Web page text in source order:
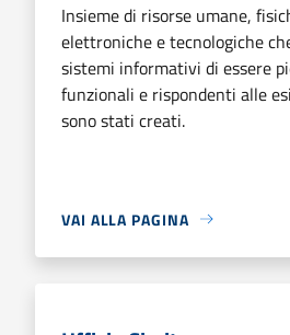
Insieme di risorse umane,
elettroniche e tecnologiche
sistemi informativi di essere
funzionali e rispondenti alle
sono stati creati.
VAI ALLA PAGINA